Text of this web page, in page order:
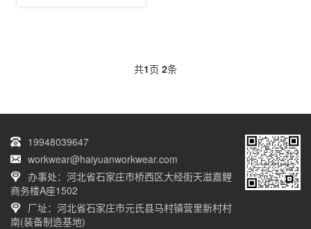
共1页 2条
19948039647
workwear@haiyuanworkwear.com
办事处：河北省石家庄市桥西区大经街天滋嘉鲤
商务楼A座1502
厂址：河北省石家庄市元氏县马村镇营里新村村
南(装备制造基地)